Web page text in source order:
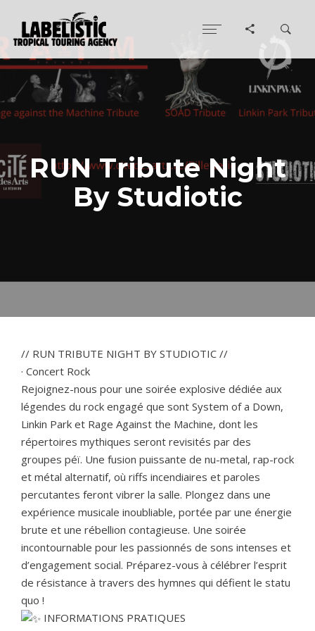
RUN Tribute Night
By Studiotic
// RUN TRIBUTE NIGHT BY STUDIOTIC //
· Concert Rock
Rejoignez-nous pour une soirée explosive dédiée aux
légendes du rock engagé que sont System of a Down,
Linkin Park et Rage Against the Machine, dont les
répertoires mythiques seront revisités par des
groupes péï. Une fusion puissante de nu-metal, rap-rock
et métal alternatif, où riffs incendiaires et paroles
percutantes feront vibrer la salle. Plongez dans une
expérience musicale inoubliable, portée par une énergie
brute et une rébellion contagieuse. Une soirée
incontournable pour les passionnés de sons intenses et
d’engagement social. Préparez-vous à célébrer l’esprit
de résistance à travers des hymnes qui défient le statu
quo !
INFORMATIONS PRATIQUES